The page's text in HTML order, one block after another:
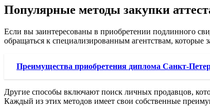
Популярные методы закупки
Если вы заинтересованы в приобретении подлинного
обращаться к специализированным агентствам,
Преимущества приобретения диплома Санкт-
Другие способы включают поиск личных продавцов,
Каждый из этих методов имеет свои собственные